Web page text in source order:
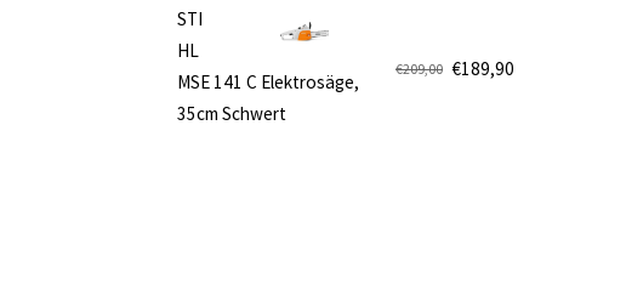
€499,00
€419,90.
STI
HL
MSE 141 C Elektrosäge,
35cm Schwert
€209,00
Ursprünglicher
Preis
€189,90
Aktueller
Preis